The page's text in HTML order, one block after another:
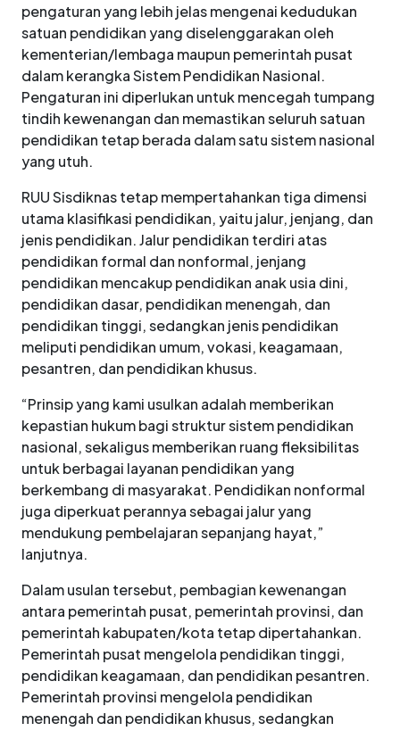
pengaturan yang lebih jelas mengenai kedudukan
satuan pendidikan yang diselenggarakan oleh
kementerian/lembaga maupun pemerintah pusat
dalam kerangka Sistem Pendidikan Nasional.
Pengaturan ini diperlukan untuk mencegah tumpang
tindih kewenangan dan memastikan seluruh satuan
pendidikan tetap berada dalam satu sistem nasional
yang utuh.
RUU Sisdiknas tetap mempertahankan tiga dimensi
utama klasifikasi pendidikan, yaitu jalur, jenjang, dan
jenis pendidikan. Jalur pendidikan terdiri atas
pendidikan formal dan nonformal, jenjang
pendidikan mencakup pendidikan anak usia dini,
pendidikan dasar, pendidikan menengah, dan
pendidikan tinggi, sedangkan jenis pendidikan
meliputi pendidikan umum, vokasi, keagamaan,
pesantren, dan pendidikan khusus.
“Prinsip yang kami usulkan adalah memberikan
kepastian hukum bagi struktur sistem pendidikan
nasional, sekaligus memberikan ruang fleksibilitas
untuk berbagai layanan pendidikan yang
berkembang di masyarakat. Pendidikan nonformal
juga diperkuat perannya sebagai jalur yang
mendukung pembelajaran sepanjang hayat,”
lanjutnya.
Dalam usulan tersebut, pembagian kewenangan
antara pemerintah pusat, pemerintah provinsi, dan
pemerintah kabupaten/kota tetap dipertahankan.
Pemerintah pusat mengelola pendidikan tinggi,
pendidikan keagamaan, dan pendidikan pesantren.
Pemerintah provinsi mengelola pendidikan
menengah dan pendidikan khusus, sedangkan